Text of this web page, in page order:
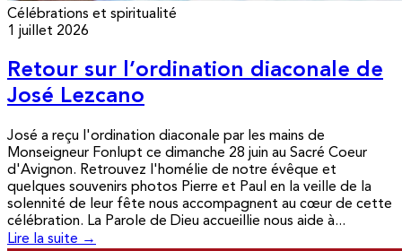
Célébrations et spiritualité
1 juillet 2026
Retour sur l’ordination diaconale de
José Lezcano
José a reçu l'ordination diaconale par les mains de
Monseigneur Fonlupt ce dimanche 28 juin au Sacré Coeur
d'Avignon. Retrouvez l'homélie de notre évêque et
quelques souvenirs photos Pierre et Paul en la veille de la
solennité de leur fête nous accompagnent au cœur de cette
célébration. La Parole de Dieu accueillie nous aide à...
Lire la suite →